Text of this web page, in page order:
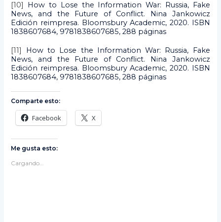
[10]
How to Lose the Information War: Russia, Fake
News, and the Future of Conflict. Nina Jankowicz
Edición reimpresa. Bloomsbury Academic, 2020. ISBN
1838607684, 9781838607685, 288 páginas
[11]
How to Lose the Information War: Russia, Fake
News, and the Future of Conflict. Nina Jankowicz
Edición reimpresa. Bloomsbury Academic, 2020. ISBN
1838607684, 9781838607685, 288 páginas
Comparte esto:
Facebook X
Me gusta esto:
Cargando...